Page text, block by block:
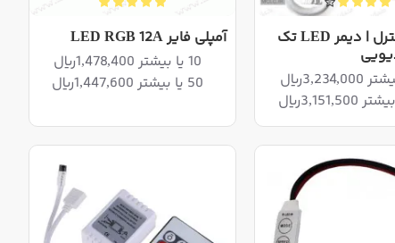
ریموت کنترل | دیمر LED تک
آمپلی فایر LED RGB 12A
10 یا بیشتر 1,478,400ریال
50 یا بیشتر 1,447,600ریال